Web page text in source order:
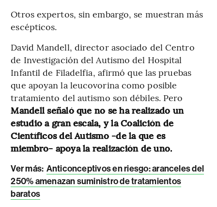
Otros expertos, sin embargo, se muestran más
escépticos.
David Mandell, director asociado del Centro
de Investigación del Autismo del Hospital
Infantil de Filadelfia, afirmó que las pruebas
que apoyan la leucovorina como posible
tratamiento del autismo son débiles. Pero
Mandell señaló que no se ha realizado un
estudio a gran escala, y la Coalición de
Científicos del Autismo -de la que es
miembro- apoya la realización de uno.
Ver más: Anticonceptivos en riesgo: aranceles del
250% amenazan suministro de tratamientos
baratos